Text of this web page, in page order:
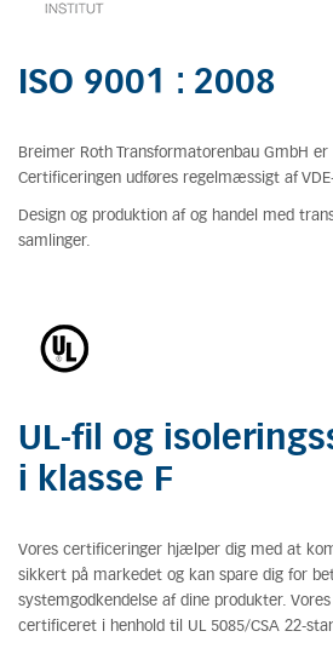
ISO 9001 : 2008
Breimer Roth Transformatorenbau GmbH
Certificeringen udføres regelmæssigt af
Design og produktion af og handel med
samlinger.
UL-fil og
i klasse F
Vores certificeringer hjælper dig med at
sikkert på markedet og kan spare dig for
systemgodkendelse af dine produkter.
certificeret i henhold til UL 5085/CSA 22-